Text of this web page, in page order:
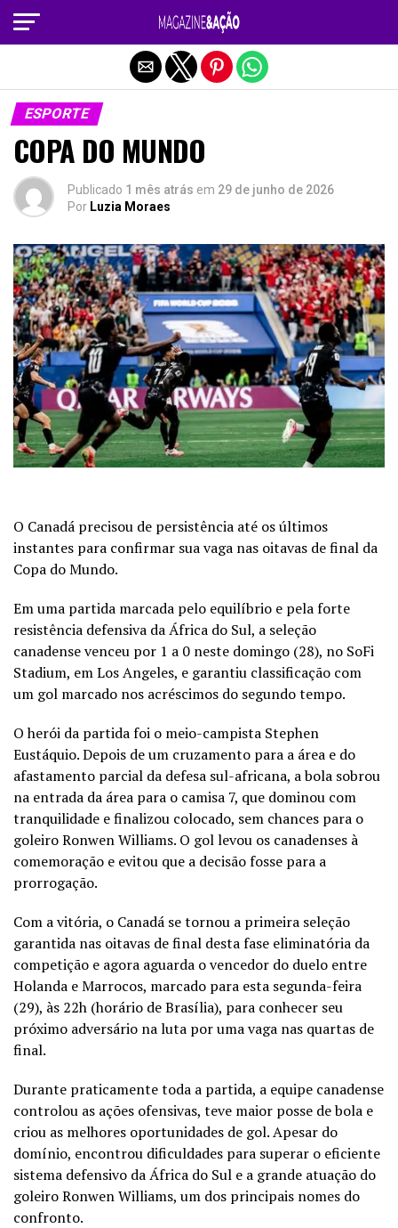
ESPORTE
COPA DO MUNDO
Publicado 1 mês atrás em 29 de junho de 2026
Por Luzia Moraes
O Canadá precisou de persistência até os últimos
instantes para confirmar sua vaga nas oitavas de final da
Copa do Mundo.
Em uma partida marcada pelo equilíbrio e pela forte
resistência defensiva da África do Sul, a seleção
canadense venceu por 1 a 0 neste domingo (28), no SoFi
Stadium, em Los Angeles, e garantiu classificação com
um gol marcado nos acréscimos do segundo tempo.
O herói da partida foi o meio-campista Stephen
Eustáquio. Depois de um cruzamento para a área e do
afastamento parcial da defesa sul-africana, a bola sobrou
na entrada da área para o camisa 7, que dominou com
tranquilidade e finalizou colocado, sem chances para o
goleiro Ronwen Williams. O gol levou os canadenses à
comemoração e evitou que a decisão fosse para a
prorrogação.
Com a vitória, o Canadá se tornou a primeira seleção
garantida nas oitavas de final desta fase eliminatória da
competição e agora aguarda o vencedor do duelo entre
Holanda e Marrocos, marcado para esta segunda-feira
(29), às 22h (horário de Brasília), para conhecer seu
próximo adversário na luta por uma vaga nas quartas de
final.
Durante praticamente toda a partida, a equipe canadense
controlou as ações ofensivas, teve maior posse de bola e
criou as melhores oportunidades de gol. Apesar do
domínio, encontrou dificuldades para superar o eficiente
sistema defensivo da África do Sul e a grande atuação do
goleiro Ronwen Williams, um dos principais nomes do
confronto.
Sair da versão mobile